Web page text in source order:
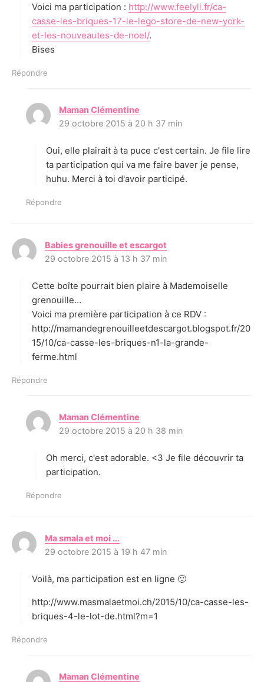
Voici ma participation : http://www.feelyli.fr/ca-
casse-les-briques-17-le-lego-store-de-new-york-
et-les-nouveautes-de-noel/.
Bises
Répondre
Maman Clémentine
i
:
29 octobre 2015 à 20 h 37 min
Oui, elle plairait à ta puce c'est certain. Je file lire
ta participation qui va me faire baver je pense,
huhu. Merci à toi d'avoir participé.
Répondre
Babies grenouille et escargot
:
29 octobre 2015 à 13 h 37 min
Cette boîte pourrait bien plaire à Mademoiselle
grenouille…
Voici ma première participation à ce RDV :
http://mamandegrenouilleetdescargot.blogspot.fr/20
15/10/ca-casse-les-briques-n1-la-grande-
ferme.html
Répondre
Maman Clémentine
i
:
29 octobre 2015 à 20 h 38 min
Oh merci, c'est adorable. <3 Je file découvrir ta
participation.
Répondre
Ma smala et moi ...
i
:
29 octobre 2015 à 19 h 47 min
Voilà, ma participation est en ligne 🙂
http://www.masmalaetmoi.ch/2015/10/ca-casse-les-
briques-4-le-lot-de.html?m=1
Répondre
Maman Clémentine